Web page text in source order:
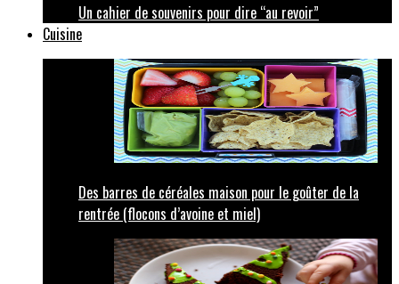
Un cahier de souvenirs pour dire “au revoir”
Cuisine
Des barres de céréales maison pour le goûter de la
rentrée (flocons d’avoine et miel)